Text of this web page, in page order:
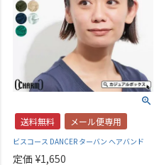
送料無料 メール便専用
ビスコース DANCER ターバン へアバンド
定価 ¥1,650